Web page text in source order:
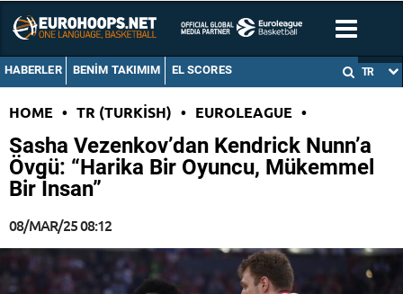
HABERLER BENIM TAKIMIM EL SCORES TR
HOME • TR (TURKISH) • EUROLEAGUE •
Sasha Vezenkov’dan Kendrick Nunn’a
Övgü: “Harika Bir Oyuncu, Mükemmel
Bir İnsan”
08/MAR/25 08:12